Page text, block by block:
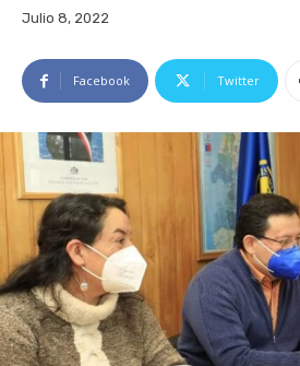
Julio 8, 2022
Facebook Twitter